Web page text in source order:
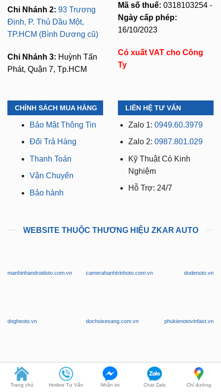
Chi Nhánh 2: 93 Trương
Định, P. Thủ Dầu Một,
TP.HCM (Bình Dương cũ)
Chi Nhánh 3: Huỳnh Tấn
Phát, Quận 7, Tp.HCM
Mã số thuế: 0318103254 -
Ngày cấp phép:
16/10/2023
Có xuất VAT cho Công
Ty
CHÍNH SÁCH MUA HÀNG
Bảo Mật Thông Tin
Đổi Trả Hàng
Thanh Toán
Vận Chuyển
Bảo hành
LIÊN HỆ TƯ VẤN
Zalo 1: 0949.60.3979
Zalo 2: 0987.801.029
Kỹ Thuật Có Kinh
Nghiệm
Hỗ Trợ: 24/7
WEBSITE THUỘC THƯƠNG HIỆU ZKAR AUTO
manhinhandroidoto.com.vn camerahanhtrinhoto.com.vn dodenoto.vn
dogheoto.vn dochoixesang.com.vn phukienotovinfast.vn
Trang chủ Hotline Tư Vấn Nhắn tin Chat Zalo Chỉ đường